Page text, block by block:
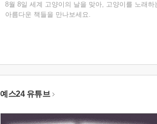
8월 8일 세계 고양이의 날을 맞아, 고양이를 노래하
아름다운 책들을 만나보세요.
예스24 유튜브